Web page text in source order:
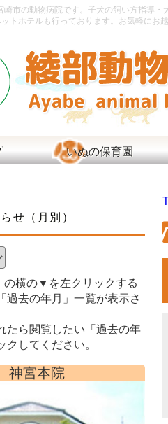
崎市の動物病院です。子犬の飼い方指導・
ットホテルも行っております。お気軽にお越
いぬの保育園
せ（月別）
の横の▼を左クリックする
過去の年月」一覧が表示さ
たら閲覧したい「過去の年
クしてください。
神宮本院